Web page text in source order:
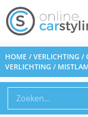
HOME /VERLICHTING /
VERLICHTING /